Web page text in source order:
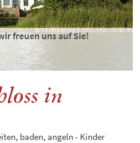
freuen uns auf Sie!
in
baden, angeln - Kinder